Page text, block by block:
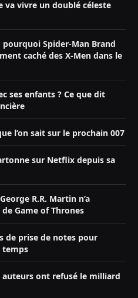
va vivre un doublé céleste
pourquoi Spider-Man Brand
caché des X-Men dans le
ses enfants ? Ce que dit
l’on sait sur le prochain 007
sur Netflix depuis sa
R.R. Martin n’a
Game of Thrones
de prise de notes pour
temps
ont refusé le milliard